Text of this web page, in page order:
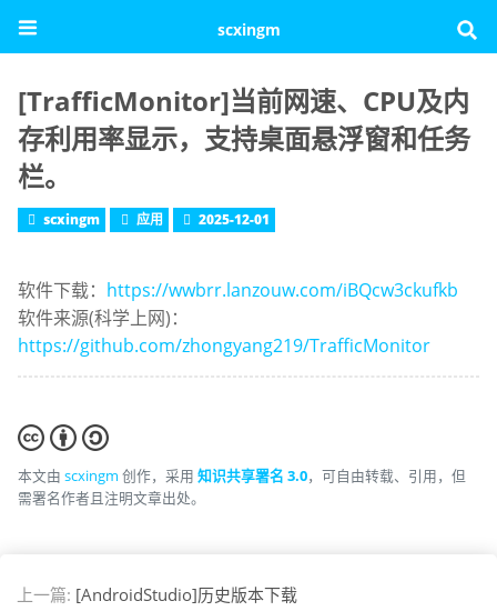
scxingm
[TrafficMonitor]当前网速、CPU及内
存利用率显示，支持桌面悬浮窗和任务
栏。
scxingm 应用 2025-12-01
软件下载： https://wwbrr.lanzouw.com/iBQcw3ckufkb
软件来源(科学上网)：
https://github.com/zhongyang219/TrafficMonitor
本文由 scxingm 创作，采用 知识共享署名 3.0，可自由转载、引用，但
需署名作者且注明文章出处。
上一篇: [AndroidStudio]历史版本下载